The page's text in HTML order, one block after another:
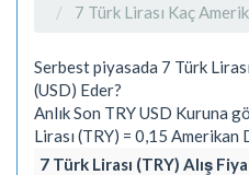
7 Türk Lirası Kaç
Serbest piyasada 7 Türk
(USD) Eder?
Anlık Son TRY USD Kuruna
Lirası (TRY) = 0,15 Amerikan
7 Türk Lirası (TRY) Alış